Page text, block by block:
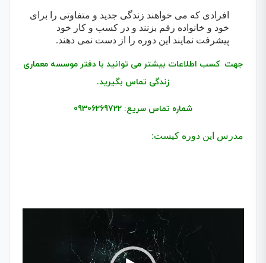
افرادی که می خواهند زندگی جدید و متفاوتی را برای
خود و خانواده رقم بزنند و در کسب و کار خود
پیشرفت نمایند این دوره را از دست نمی دهند.
جهت کسب اطلاعات بیشتر می توانید با دفتر موسسه معماری
زندگی تماس بگیرید.
شماره تماس سریع: 09306269722
مدرس این دوره کیست: